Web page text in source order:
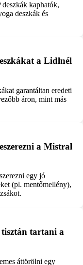
kaphatók,
deszkák és
a Lidlnél
garantáltan eredeti
áron, mint más
a Mistral
egy jó
(pl. mentőmellény),
tartani a
áttörölni egy